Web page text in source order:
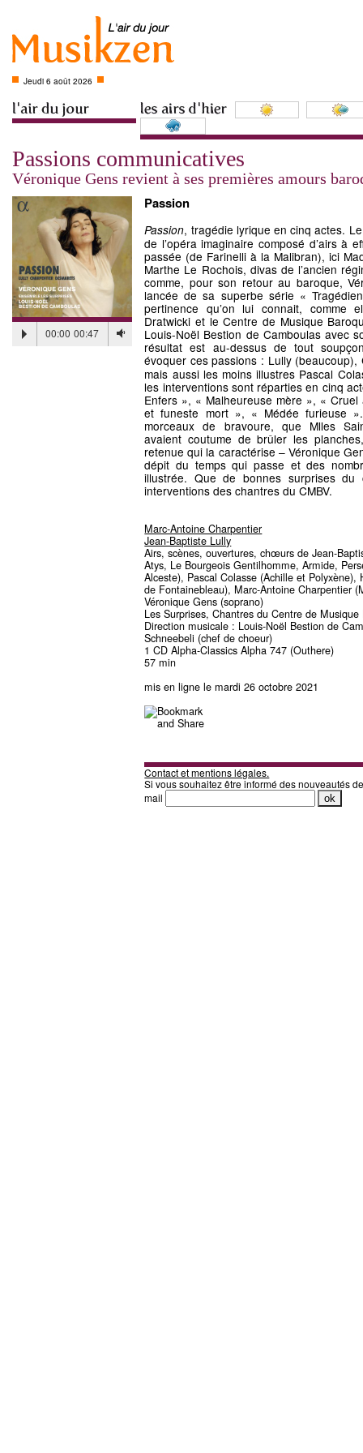
Jeudi 6 août 2026
Passions communicatives
Véronique Gens revient à ses premières amours
00:00 00:47
Passion
Passion, tragédie lyrique en cinq actes.
de l’opéra imaginaire composé d’airs à
passée (de Farinelli à la Malibran), ici
Marthe Le Rochois, divas de l’ancien
comme, pour son retour au baroque,
lancée de sa superbe série «
pertinence qu’on lui connait, comme
Dratwicki et le Centre de Musique
Louis-Noël Bestion de Camboulas avec
résultat est au-dessus de tout
évoquer ces passions : Lully (beaucoup),
mais aussi les moins illustres Pascal
les interventions sont réparties en cinq
Enfers », « Malheureuse mère », « Cruel
et funeste mort », « Médée furieuse
morceaux de bravoure, que Mlles
avaient coutume de brûler les
retenue qui la caractérise – Véronique
dépit du temps qui passe et des
illustrée. Que de bonnes surprises du
interventions des chantres du CMBV.
Marc-Antoine Charpentier
Jean-Baptiste Lully
Airs, scènes, ouvertures, chœurs de Jean-
Atys, Le Bourgeois Gentilhomme, Armide,
Alceste), Pascal Colasse (Achille et
de Fontainebleau), Marc-Antoine Charpentier
Véronique Gens (soprano)
Les Surprises, Chantres du Centre de
Direction musicale : Louis-Noël Bestion de
Schneebeli (chef de choeur)
1 CD Alpha-Classics Alpha 747 (Outhere)
57 min
mis en ligne le mardi 26 octobre 2021
Contact et mentions légales.
Si vous souhaitez être informé des nouveautés
mail